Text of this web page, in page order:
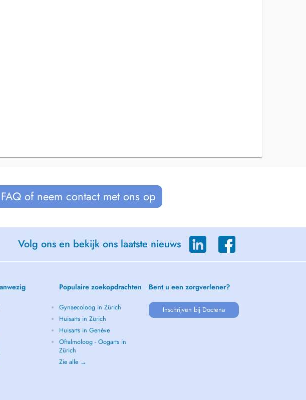
of neem contact met ons op
Volg ons en bekijk ons laatste nieuws
Populaire zoekopdrachten
Gynaecoloog in Zürich
Huisarts in Zürich
Huisarts in Genève
Oftalmoloog - Oogarts in
Zürich
Zie alle →
Bent u een zorgverlener?
Inschrijven bij Doctena